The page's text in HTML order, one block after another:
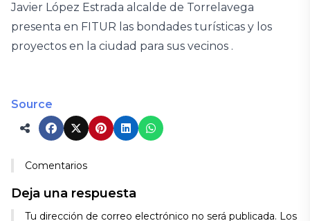
Javier López Estrada alcalde de Torrelavega
presenta en FITUR las bondades turísticas y los
proyectos en la ciudad para sus vecinos .
Source
Comentarios
Deja una respuesta
Tu dirección de correo electrónico no será publicada. Los